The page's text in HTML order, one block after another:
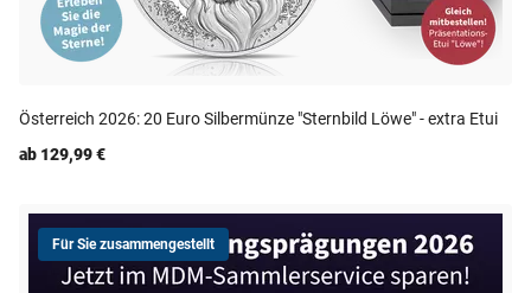
Österreich 2026: 20 Euro Silbermünze "Sternbild Löwe" - extra Etui
ab 129,99 €
Für Sie zusammengestellt